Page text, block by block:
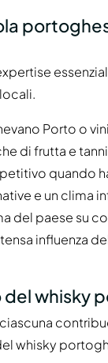
Porto o
di frutta e
quando
e un clima
del paese su
influenza
whisky
whisky